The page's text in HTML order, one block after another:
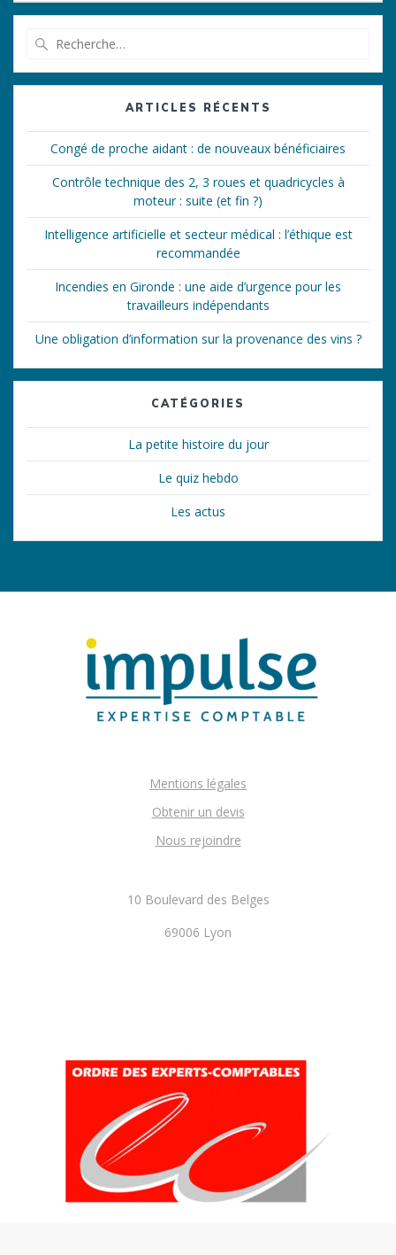
:
ARTICLES RÉCENTS
Congé de proche aidant : de nouveaux bénéficiaires
Contrôle technique des 2, 3 roues et quadricycles à
moteur : suite (et fin ?)
Intelligence artificielle et secteur médical : l’éthique est
recommandée
Incendies en Gironde : une aide d’urgence pour les
travailleurs indépendants
Une obligation d’information sur la provenance des vins ?
CATÉGORIES
La petite histoire du jour
Le quiz hebdo
Les actus
Mentions légales
Obtenir un devis
Nous rejoindre
10 Boulevard des Belges
69006 Lyon